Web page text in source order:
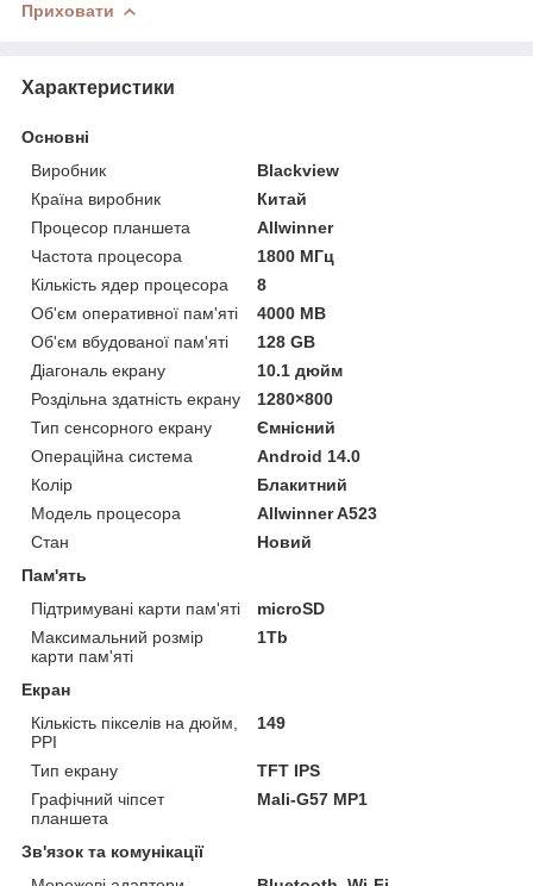
Приховати
Характеристики
Основні
Виробник
Blackview
Країна виробник
Китай
Процесор планшета
Allwinner
Частота процесора
1800 МГц
Кількість ядер процесора
8
Об'єм оперативної пам'яті
4000 MB
Об'єм вбудованої пам'яті
128 GB
Діагональ екрану
10.1 дюйм
Роздільна здатність екрану
1280×800
Тип сенсорного екрану
Ємнісний
Операційна система
Android 14.0
Колір
Блакитний
Модель процесора
Allwinner A523
Стан
Новий
Пам'ять
Підтримувані карти пам'яті
microSD
Максимальний розмір
карти пам'яті
1Tb
Екран
Кількість пікселів на дюйм,
PPI
149
Тип екрану
TFT IPS
Графічний чіпсет
планшета
Mali-G57 MP1
Зв'язок та комунікації